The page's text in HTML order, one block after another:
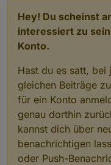
Hey! Du scheinst
interessiert zu
Konto.
Hast du es satt, bei
gleichen Beiträge
für ein Konto
genau dorthin
kannst dich über
benachrichtigen
oder Push-